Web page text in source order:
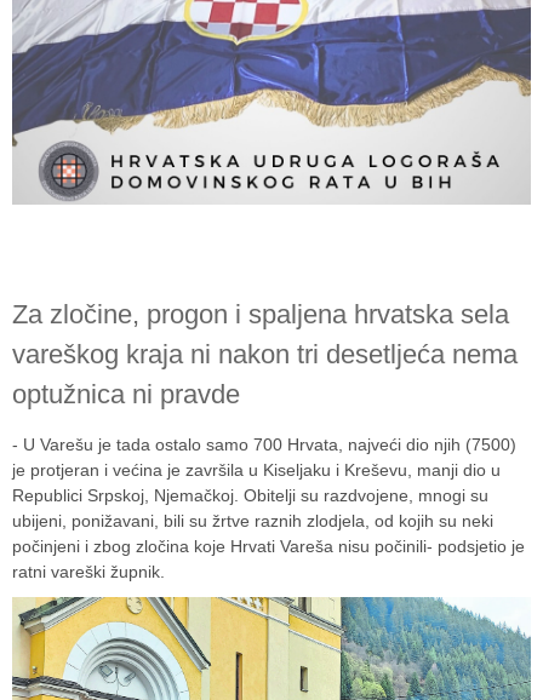
Za zločine, progon i spaljena hrvatska sela
vareškog kraja ni nakon tri desetljeća nema
optužnica ni pravde
- U Varešu je tada ostalo samo 700 Hrvata, najveći dio njih (7500)
je protjeran i većina je završila u Kiseljaku i Kreševu, manji dio u
Republici Srpskoj, Njemačkoj. Obitelji su razdvojene, mnogi su
ubijeni, ponižavani, bili su žrtve raznih zlodjela, od kojih su neki
počinjeni i zbog zločina koje Hrvati Vareša nisu počinili- podsjetio je
ratni vareški župnik.